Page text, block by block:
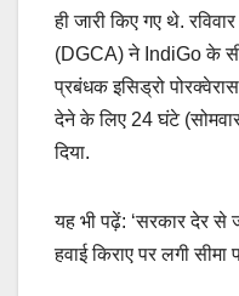
ही जारी किए गए थे.
(DGCA) ने IndiGo के
प्रबंधक इसिड्रो
देने के लिए 24 घंटे
दिया.
यह भी पढ़ें: ‘सरकार देर से
हवाई किराए पर लगी सीमा